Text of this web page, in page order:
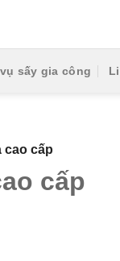
sấy gia công
cao cấp
cấp